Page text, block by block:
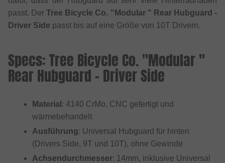
passt. DerTree Bicycle Co. "Modular " Rear Hubguard -
Driver Side passt bis auf eine Größe von 10T Drivern.
Specs: Tree Bicycle Co. "Modular "
Rear Hubguard - Driver Side
Material : 4140 CrMo, CNC gefertigt und
wärmebehandelt
Ausführung: Universal Hubguard für hinten
(Drivers Side, 9T und 10T), ohne Gewinde
Achsendurchmesser: 14mm, inklusive Universal